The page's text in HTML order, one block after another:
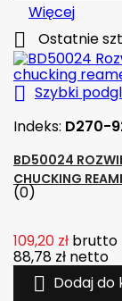
Więcej
 Ostatnie
 Szybki
Indeks: D270-
BD50024
CHUCKING
(0)
109,20 zł brutto
88,78 zł netto
 Dodaj do